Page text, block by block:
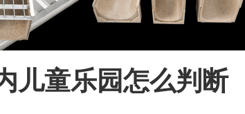
设
帮您了解私人|整场项目
策划
儿童乐园怎么判断